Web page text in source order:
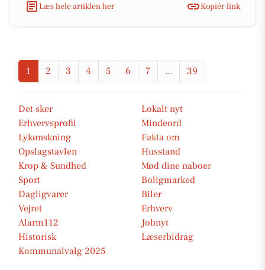
Læs hele artiklen her
Kopiér link
1 2 3 4 5 6 7 ... 39
Det sker
Lokalt nyt
Erhvervsprofil
Mindeord
Lykønskning
Fakta om
Opslagstavlen
Husstand
Krop & Sundhed
Mød dine naboer
Sport
Boligmarked
Dagligvarer
Biler
Vejret
Erhverv
Alarm112
Jobnyt
Historisk
Læserbidrag
Kommunalvalg 2025